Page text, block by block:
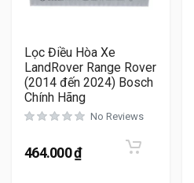
Lọc Điều Hòa Xe
LandRover Range Rover
(2014 đến 2024) Bosch
Chính Hãng
No Reviews
464.000₫